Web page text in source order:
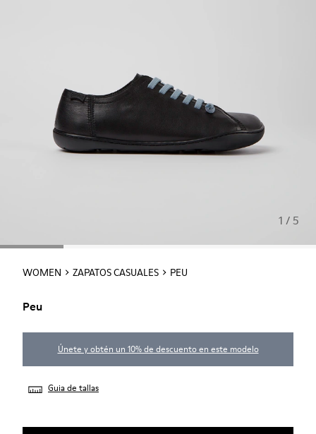
1 / 5
WOMEN ZAPATOS CASUALES PEU
Peu
Únete y obtén un 10% de descuento en este modelo
Guia de tallas